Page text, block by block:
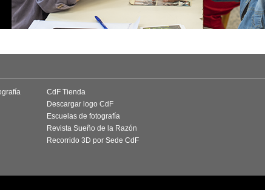
CdF Tienda
Descargar logo CdF
Escuelas de fotografía
Revista Sueño de la Razón
Recorrido 3D por Sede CdF